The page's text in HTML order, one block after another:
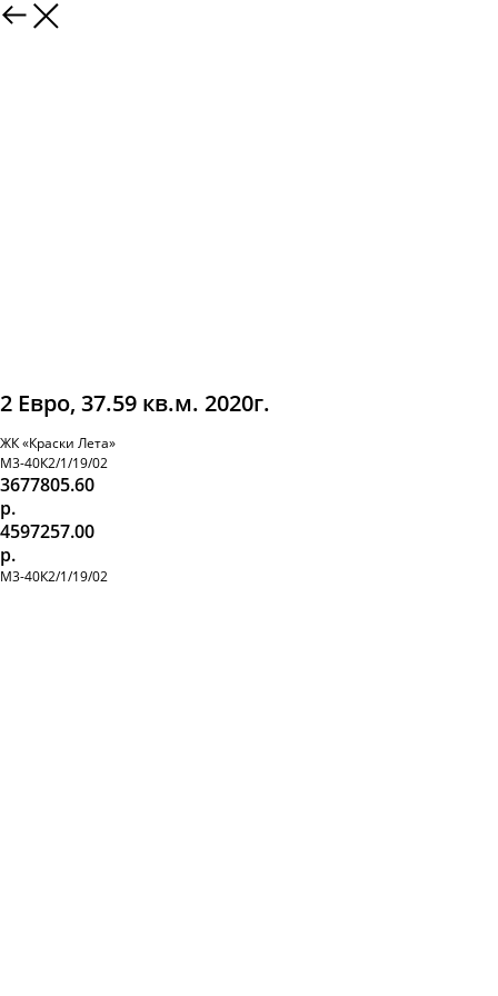
2 Евро, 37.59 кв.м. 2020г.
ЖК «Краски Лета»
М3-40К2/1/19/02
3677805.60
р.
4597257.00
р.
М3-40К2/1/19/02